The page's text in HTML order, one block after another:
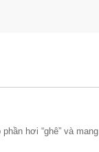
hơi “ghê” và mang